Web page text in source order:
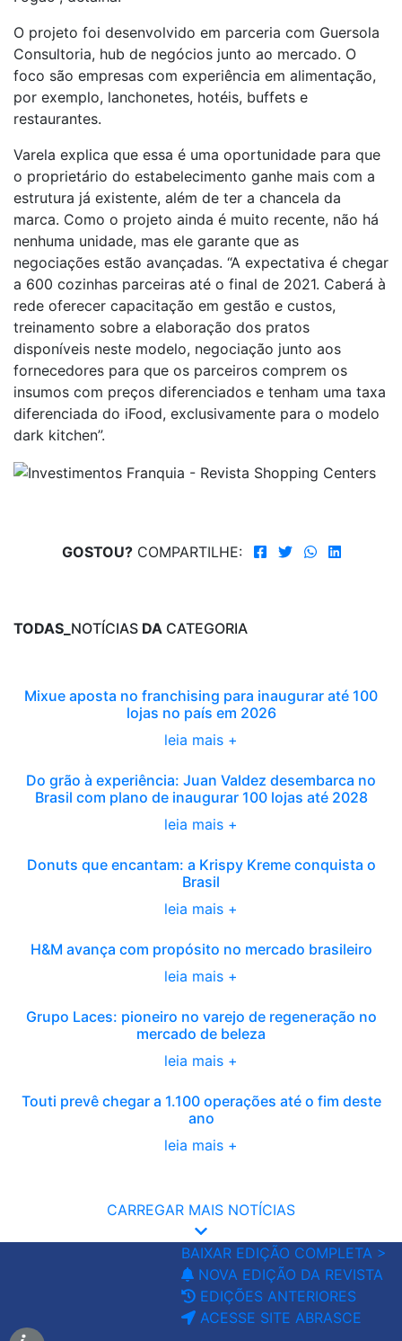
O projeto foi desenvolvido em parceria com Guersola
Consultoria, hub de negócios junto ao mercado. O
foco são empresas com experiência em alimentação,
por exemplo, lanchonetes, hotéis, buffets e
restaurantes.
Varela explica que essa é uma oportunidade para que
o proprietário do estabelecimento ganhe mais com a
estrutura já existente, além de ter a chancela da
marca. Como o projeto ainda é muito recente, não há
nenhuma unidade, mas ele garante que as
negociações estão avançadas. “A expectativa é chegar
a 600 cozinhas parceiras até o final de 2021. Caberá à
rede oferecer capacitação em gestão e custos,
treinamento sobre a elaboração dos pratos
disponíveis neste modelo, negociação junto aos
fornecedores para que os parceiros comprem os
insumos com preços diferenciados e tenham uma taxa
diferenciada do iFood, exclusivamente para o modelo
dark kitchen”.
GOSTOU?COMPARTILHE:
TODAS_ NOTÍCIAS DA CATEGORIA
Mixue aposta no franchising para inaugurar até 100
lojas no país em 2026
leia mais +
Do grão à experiência: Juan Valdez desembarca no
Brasil com plano de inaugurar 100 lojas até 2028
leia mais +
Donuts que encantam: a Krispy Kreme conquista o
Brasil
leia mais +
H&M avança com propósito no mercado brasileiro
leia mais +
Grupo Laces: pioneiro no varejo de regeneração no
mercado de beleza
leia mais +
Touti prevê chegar a 1.100 operações até o fim deste
ano
leia mais +
CARREGAR MAIS NOTÍCIAS
BAIXAR EDIÇÃO COMPLETA >
NOVA EDIÇÃO DA REVISTA
EDIÇÕES ANTERIORES
ACESSE SITE ABRASCE